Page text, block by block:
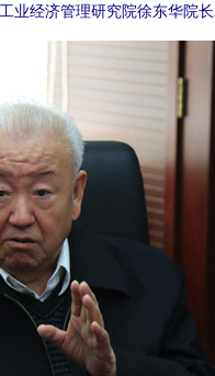
经济管理研究院徐东华院长